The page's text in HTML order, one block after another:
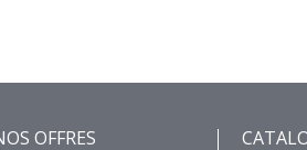
OFFRES